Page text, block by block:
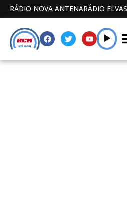
RÁDIO NOVA ANTENARÁDIO ELVAS